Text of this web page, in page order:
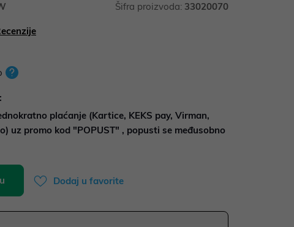
Šifra proizvoda: 33020070
plaćanje (Kartice, KEKS pay, Virman,
uz promo kod "POPUST" , popusti se međusobno
Dodaj u favorite